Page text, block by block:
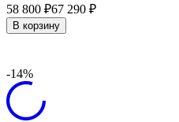
58 800 ₽67 290 ₽
В корзину
-14%